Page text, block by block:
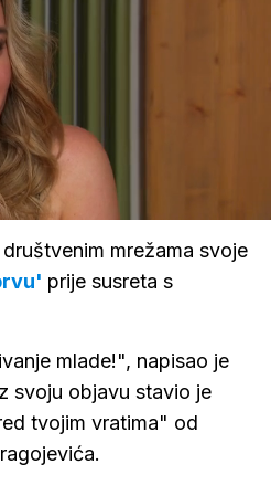
Loaded
100.00%
mrežama svoje
prije susreta s
mlade!", napisao je
svoju objavu stavio je
tvojim vratima" od